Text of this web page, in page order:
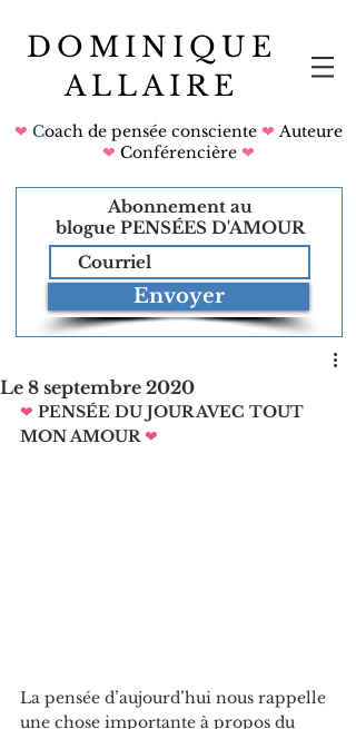
DOMINIQUE
ALLAIRE
❤ Coach de pensée consciente ❤ Auteure
❤ Conférencière ❤
Abonnement au
blogue PENSÉES D'AMOUR
Envoyer
Le 8 septembre 2020
❤ PENSÉE DU JOUR AVEC TOUT
MON AMOUR ❤
La pensée d’aujourd’hui nous rappelle
une chose importante à propos du